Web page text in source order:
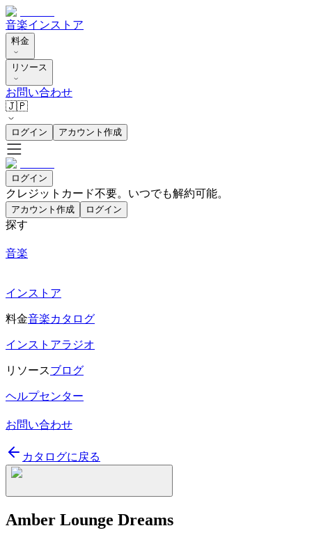
音楽インストア
料金
リソース
お問い合わせ
🇯🇵
ログイン アカウント作成
ログイン
クレジットカード不要。いつでも解約可能。
アカウント作成 ログイン
探す
音楽
インストア
料金音楽カタログ
インストアラジオ
リソースブログ
ヘルプセンター
お問い合わせ
カタログに戻る
Amber Lounge Dreams